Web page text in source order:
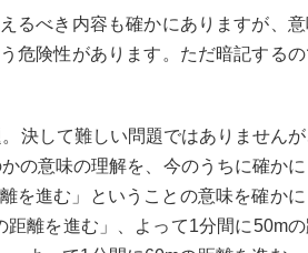
るべき内容も確かにありますが、意
危険性があります。ただ暗記する
決して難しい問題ではありませんが
の意味の理解を、今のうちに確かに
を進む」ということの意味を確かに
離を進む」、よって1分間に50mの